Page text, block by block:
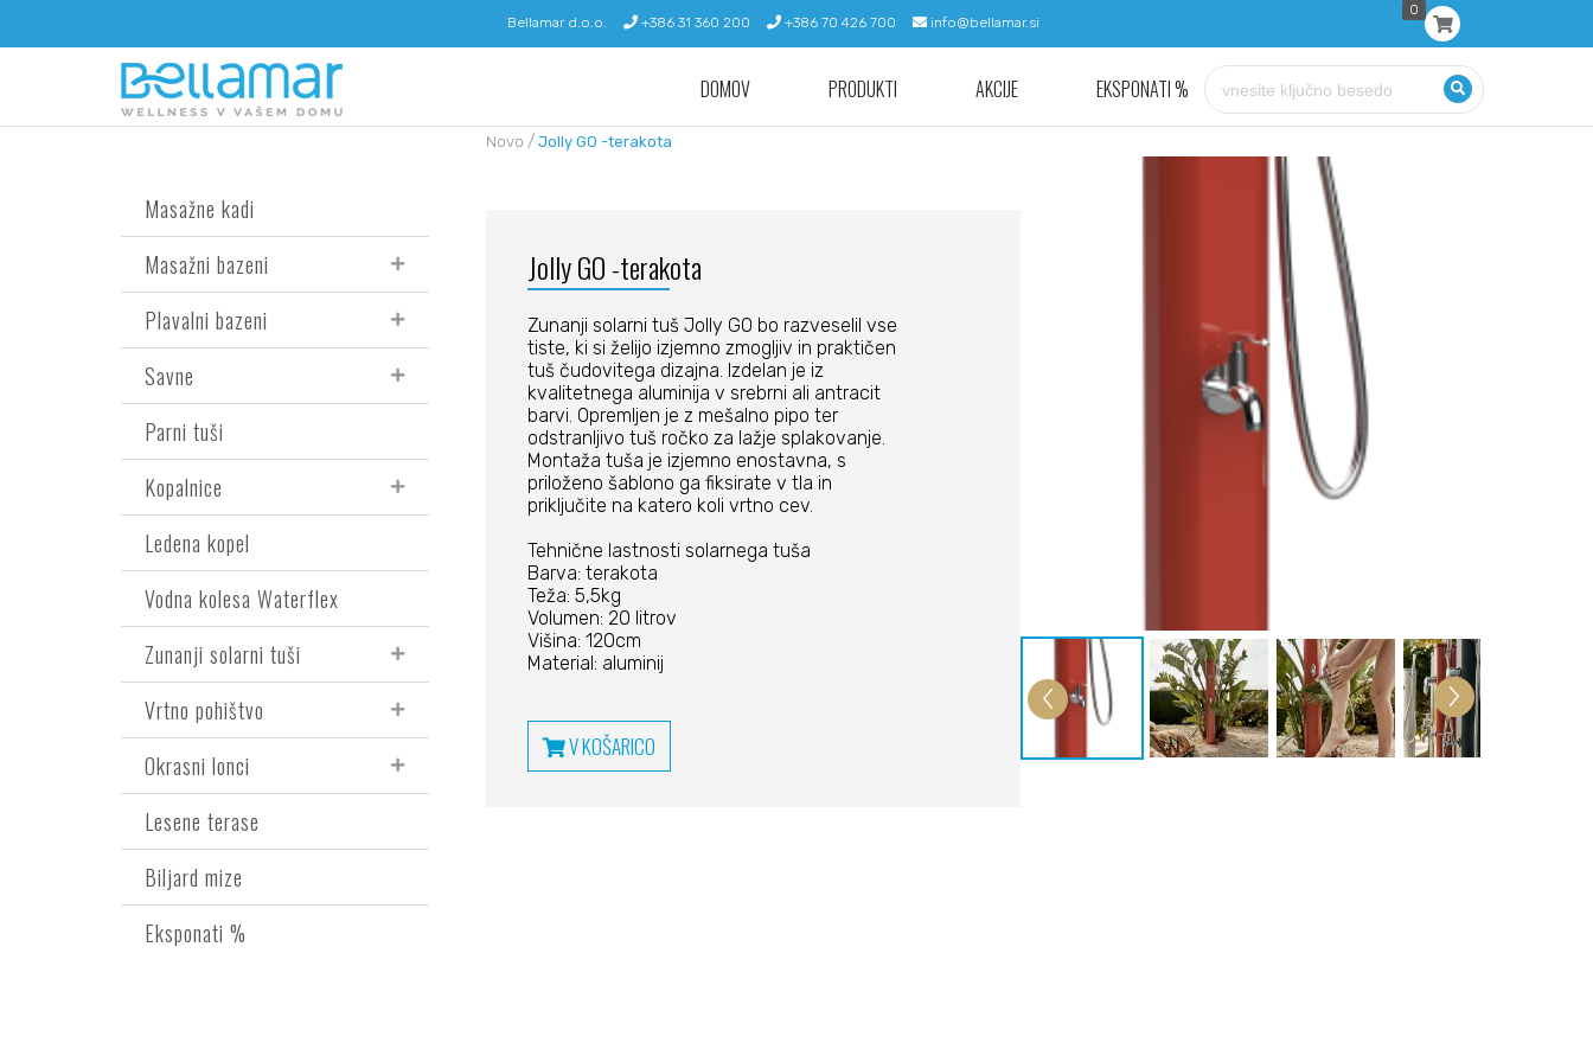
Bellamar d.o.o. +386 31 360 200 +386 70 426 700 info@bellamar.si
0
DOMOV PRODUKTI AKCIJE EKSPONATI % KONTAKT
Masažne kadi
Masažni bazeni
Plavalni bazeni
Savne
Parni tuši
Kopalnice
Ledena kopel
Vodna kolesa Waterflex
Zunanji solarni tuši
Vrtno pohištvo
Okrasni lonci
Lesene terase
Biljard mize
Eksponati %
Novo / Jolly GO -terakota
Jolly GO -terakota
Zunanji solarni tuš Jolly GO bo razveselil vse
tiste, ki si želijo izjemno zmogljiv in praktičen
tuš čudovitega dizajna. Izdelan je iz
kvalitetnega aluminija v srebrni ali antracit
barvi. Opremljen je z mešalno pipo ter
odstranljivo tuš ročko za lažje splakovanje.
Montaža tuša je izjemno enostavna, s
priloženo šablono ga fiksirate v tla in
priključite na katero koli vrtno cev.
Tehnične lastnosti solarnega tuša
Barva: terakota
Teža: 5,5kg
Volumen: 20 litrov
Višina: 120cm
Material: aluminij
V KOŠARICO